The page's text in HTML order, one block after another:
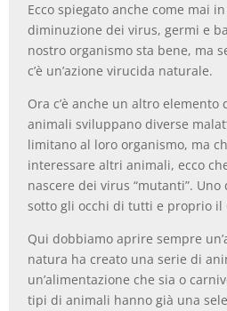
Ecco spiegato anche come mai
diminuzione dei virus, germi e
nostro organismo sta bene, ma
c’è un’azione virucida naturale.
Ora c’è anche un altro elemento
animali sviluppano diverse
limitano al loro organismo, ma
interessare altri animali, ecco
nascere dei virus “mutanti”.
sotto gli occhi di tutti e proprio il
Qui dobbiamo aprire sempre
natura ha creato una serie di
un’alimentazione che sia o
tipi di animali hanno già una